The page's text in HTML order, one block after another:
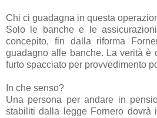
Chi ci guadagna in questa
Solo le banche e le
concepito, fin dalla riforma
guadagno alle banche. La verità è
furto spacciato per provvedimento
In che senso?
Una persona per andare in
stabiliti dalla legge Fornero dovrà